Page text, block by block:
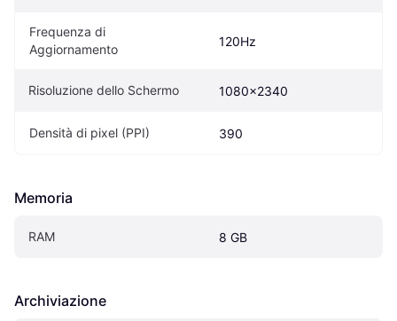
Frequenza di
Aggiornamento
120Hz
Risoluzione dello Schermo 1080x2340
Densità di pixel (PPI) 390
Memoria
RAM 8 GB
Archiviazione